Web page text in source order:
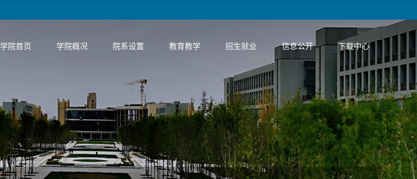
学院首页 学院概况 院系设置 教育教学 招生就业 信息公开 下载中心